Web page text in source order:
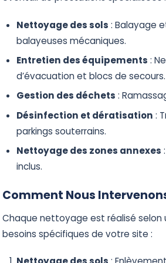
Nettoyage des sols : Balayage
balayeuses mécaniques.
Entretien des équipements :
d’évacuation et blocs de secours.
Gestion des déchets :
Désinfection et dératisation :
parkings souterrains.
Nettoyage des zones annexes
inclus.
Comment Nous
Chaque nettoyage est réalisé selon
besoins spécifiques de votre site :